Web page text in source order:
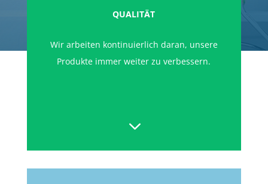
QUALITÄT
Wir arbeiten kontinuierlich daran, unsere
Produkte immer weiter zu verbessern.
3